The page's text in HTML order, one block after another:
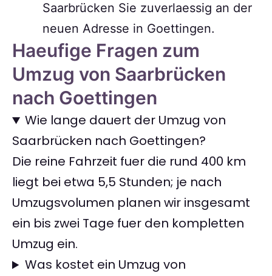
Saarbrücken Sie zuverlaessig an der
neuen Adresse in Goettingen.
Haeufige Fragen zum
Umzug von Saarbrücken
nach Goettingen
Wie lange dauert der Umzug von
Saarbrücken nach Goettingen?
Die reine Fahrzeit fuer die rund 400 km
liegt bei etwa 5,5 Stunden; je nach
Umzugsvolumen planen wir insgesamt
ein bis zwei Tage fuer den kompletten
Umzug ein.
Was kostet ein Umzug von